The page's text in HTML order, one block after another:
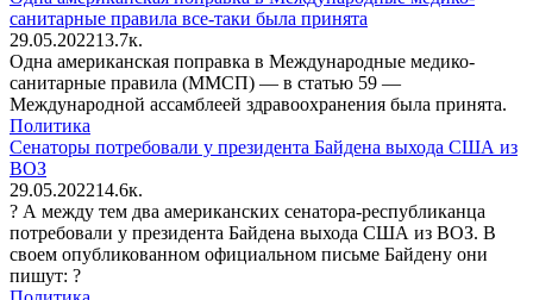
санитарные правила все-таки была принята
29.05.202213.7к.
Одна американская поправка в Международные медико-
санитарные правила (ММСП) — в статью 59 —
Международной ассамблеей здравоохранения была принята.
Политика
Сенаторы потребовали у президента Байдена выхода США из
ВОЗ
29.05.202214.6к.
? А между тем два американских сенатора-республиканца
потребовали у президента Байдена выхода США из ВОЗ. В
своем опубликованном официальном письме Байдену они
пишут: ?